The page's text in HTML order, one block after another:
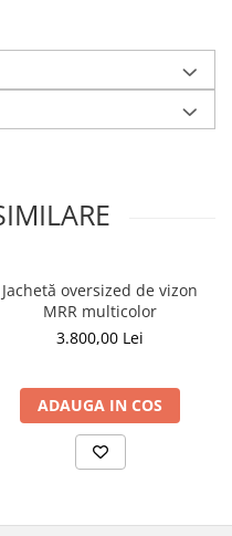
Jachetă oversized de vizon
MRR multicolor
3.800,00 Lei
ADAUGA IN COS